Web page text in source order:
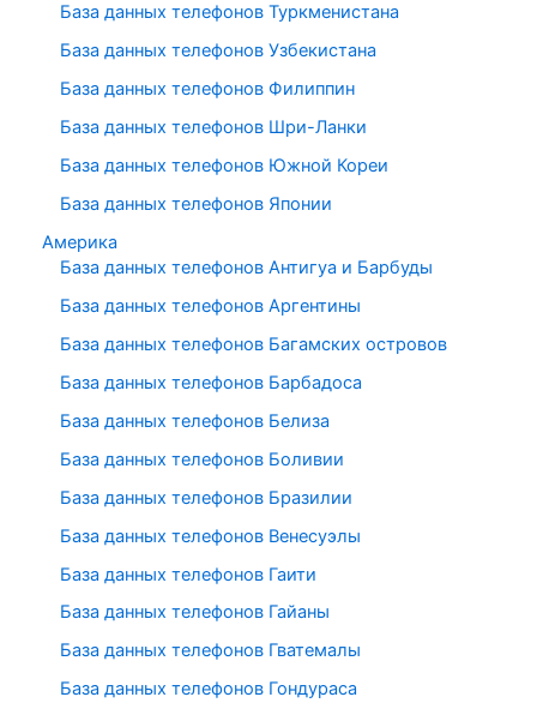
База данных телефонов Туркменистана
База данных телефонов Узбекистана
База данных телефонов Филиппин
База данных телефонов Шри-Ланки
База данных телефонов Южной Кореи
База данных телефонов Японии
Америка
База данных телефонов Антигуа и Барбуды
База данных телефонов Аргентины
База данных телефонов Багамских островов
База данных телефонов Барбадоса
База данных телефонов Белиза
База данных телефонов Боливии
База данных телефонов Бразилии
База данных телефонов Венесуэлы
База данных телефонов Гаити
База данных телефонов Гайаны
База данных телефонов Гватемалы
База данных телефонов Гондураса